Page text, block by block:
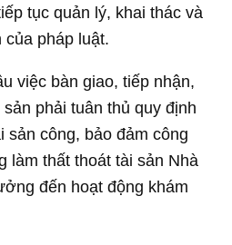
tục quản lý, khai thác và
pháp luật.
việc bàn giao, tiếp nhận,
phải tuân thủ quy định
sản công, bảo đảm công
làm thất thoát tài sản Nhà
đến hoạt động khám